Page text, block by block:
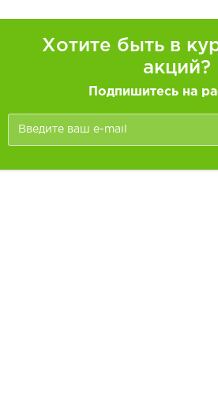
Хотите быть в
акций?
Подпишитесь на